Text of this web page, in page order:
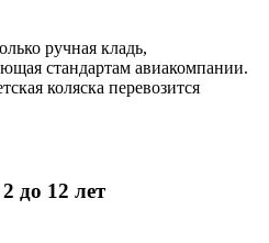
ручная кладь,
стандартам авиакомпании.
коляска перевозится
до 12 лет